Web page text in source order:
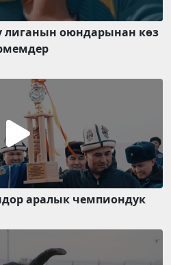
лиганын оюндарынан көз
аралык чемпиондук